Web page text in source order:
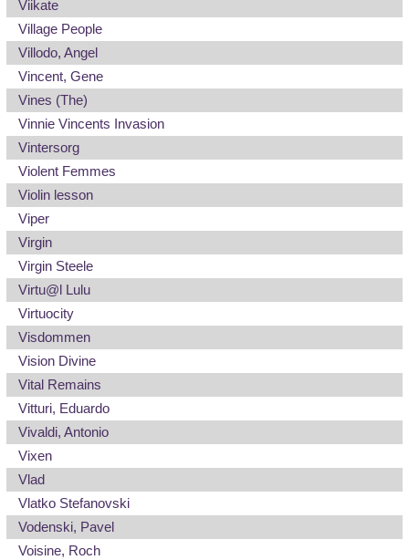
Viikate
Village People
Villodo, Angel
Vincent, Gene
Vines (The)
Vinnie Vincents Invasion
Vintersorg
Violent Femmes
Violin lesson
Viper
Virgin
Virgin Steele
Virtu@l Lulu
Virtuocity
Visdommen
Vision Divine
Vital Remains
Vitturi, Eduardo
Vivaldi, Antonio
Vixen
Vlad
Vlatko Stefanovski
Vodenski, Pavel
Voisine, Roch